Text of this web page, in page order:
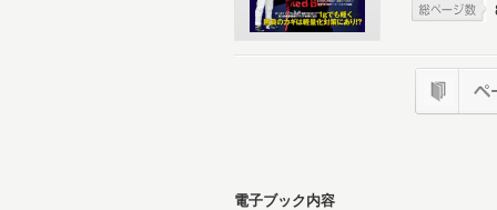
電子ブック内容